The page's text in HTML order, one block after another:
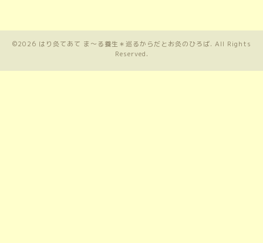
©2026 はり灸てあて ま〜る養生＊巡るからだとお灸のひろば. All Rights
Reserved.